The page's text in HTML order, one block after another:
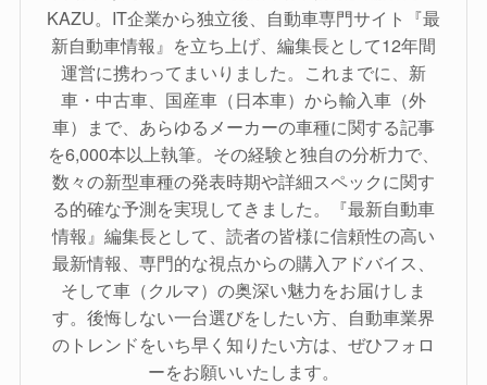
KAZU。IT企業から独立後、自動車専門サイト『最
新自動車情報』を立ち上げ、編集長として12年間
運営に携わってまいりました。これまでに、新
車・中古車、国産車（日本車）から輸入車（外
車）まで、あらゆるメーカーの車種に関する記事
を6,000本以上執筆。その経験と独自の分析力で、
数々の新型車種の発表時期や詳細スペックに関す
る的確な予測を実現してきました。『最新自動車
情報』編集長として、読者の皆様に信頼性の高い
最新情報、専門的な視点からの購入アドバイス、
そして車（クルマ）の奥深い魅力をお届けしま
す。後悔しない一台選びをしたい方、自動車業界
のトレンドをいち早く知りたい方は、ぜひフォロ
ーをお願いいたします。